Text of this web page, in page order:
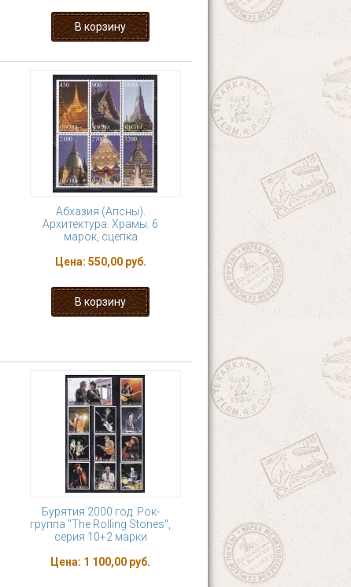
Абхазия (Апсны).
Архитектура. Храмы. 6
марок, сцепка
Цена: 550,00 руб.
Бурятия 2000 год. Рок-
группа "The Rolling Stones",
серия 10+2 марки
Цена: 1 100,00 руб.